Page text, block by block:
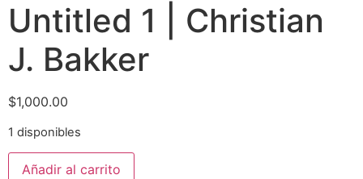
Untitled 1 | Christian
J. Bakker
$1,000.00
1 disponibles
Añadir al carrito